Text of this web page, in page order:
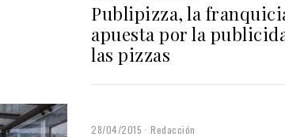
Publipizza, la
apuesta por la
las pizzas
28/04/2015 Redacción